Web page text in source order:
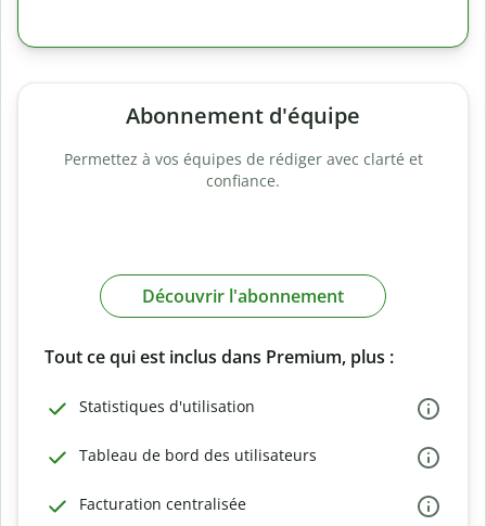
Abonnement d'équipe
Permettez à vos équipes de rédiger avec clarté et
confiance.
Découvrir l'abonnement
Tout ce qui est inclus dans Premium, plus :
Statistiques d'utilisation
Tableau de bord des utilisateurs
Facturation centralisée